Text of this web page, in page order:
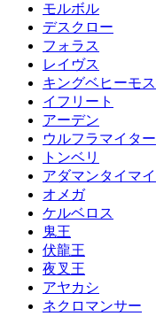
モルボル
デスクロー
フォラス
レイヴス
キングベヒーモス
イフリート
アーデン
ウルフラマイター
トンベリ
アダマンタイマイ
オメガ
ケルベロス
鬼王
伏龍王
夜叉王
アヤカシ
ネクロマンサー